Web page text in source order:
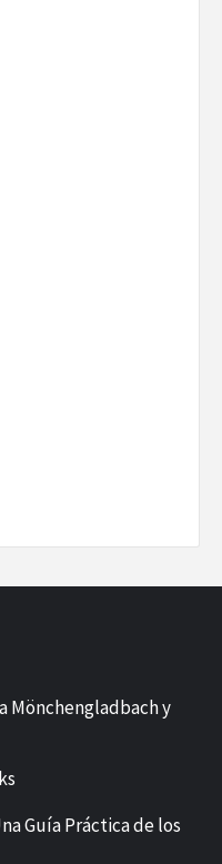
Mönchengladbach y
Guía Práctica de los